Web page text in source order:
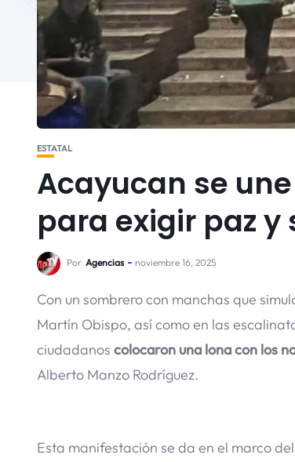
ESTATAL
Acayucan se
para exigir paz y
Por Agencias noviembre 16, 2025
Con un sombrero con manchas que
Martín Obispo, así como en las
ciudadanos colocaron una lona con los
Alberto Manzo Rodríguez.
Esta manifestación se da en el marco